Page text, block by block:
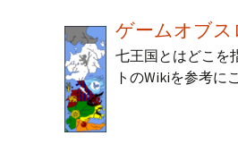
ゲームオブ
七王国とはどこを
トのWikiを参考に